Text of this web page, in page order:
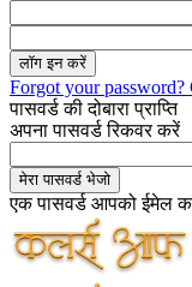
Forgot your password?
पासवर्ड की दोबारा प्राप्ति
अपना पासवर्ड रिकवर करें
एक पासवर्ड आपको ईमेल